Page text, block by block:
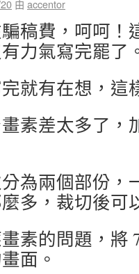
由 accentor
稿費，呵呵！
力氣寫完罷了
就有在想，這
素差太多了，
為兩個部份，
多，裁切後可
素的問題，將
面。